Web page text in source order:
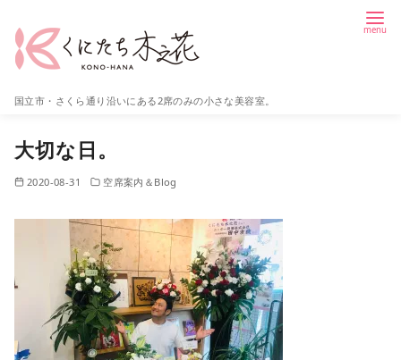
国立市・さくら通り沿いにある2席のみの小さな美容室。
大切な日。
2020-08-31 空席案内＆Blog